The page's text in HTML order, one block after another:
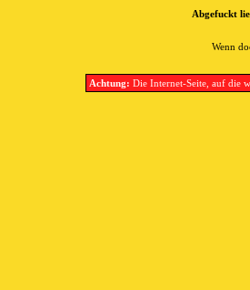
Abgefuckt
Wenn
Achtung: Die Internet-Seite, auf die